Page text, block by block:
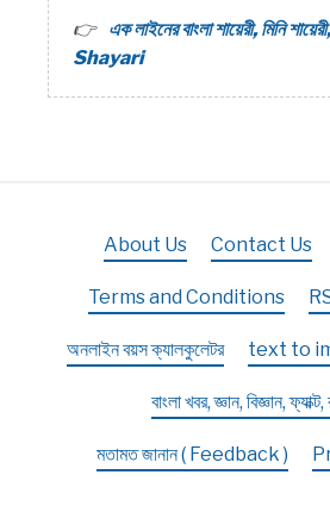
এক লাইনের বাংলা শায়েরী, মিনি
Shayari
About Us Contact Us
Terms and Conditions
অনলাইন বয়স ক্যালকুলেটর text to
বাংলা খবর, জ্ঞান, বিজ্ঞান,
মতামত জানান ( Feedback )